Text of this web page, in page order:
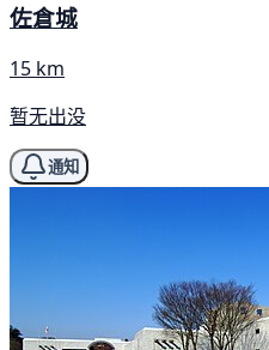
佐倉城
15 km
暂无出没
通知